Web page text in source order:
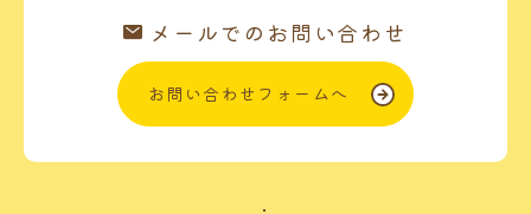
メールでのお問い合わせ
お問い合わせフォームへ